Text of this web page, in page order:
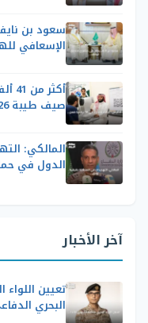
سعود بن
الإسعافي
صيف طيبة 2026 بالمدينة المنورة
المالكي:
الدول في
آخر الأخبار
تعيين
البحري